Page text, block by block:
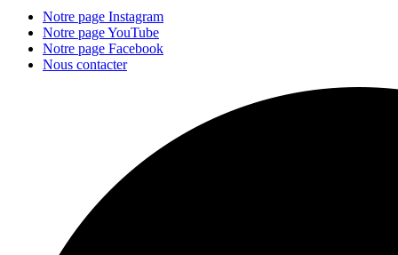
Notre page Instagram
Notre page YouTube
Notre page Facebook
Nous contacter